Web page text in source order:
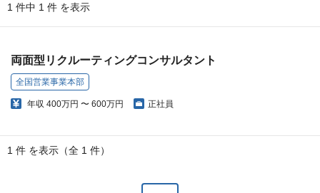
1 件中 1 件 を表示
両面型リクルーティングコンサルタント
全国営業事業本部
年収 400万円 〜 600万円 正社員
1 件 を表示（全 1 件）